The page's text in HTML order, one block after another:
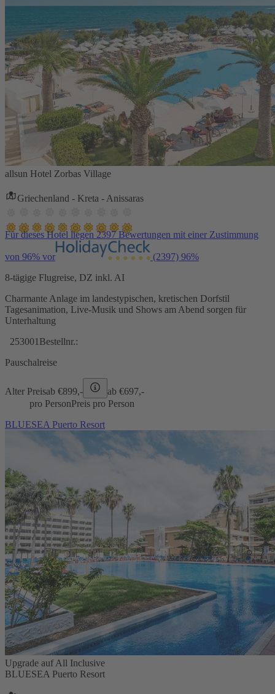
allsun Hotel Zorbas Village
Griechenland - Kreta - Anissaras
Für dieses Hotel liegen 2397 Bewertungen mit einer Zustimmung
von 96% vor (2397) 96%
8-tägige Flugreise, DZ inkl. AI
Charmante Anlage im landestypischen, kretischen Dorfstil
Tagesanimation, Live-Musik und Shows am Abend sorgen für
Unterhaltung
253001 Bestellnr.:
Pauschalreise
Alter Preisab €899,- ab €697,-
pro PersonPreis pro Person
BLUESEA Puerto Resort
Upgrade auf All Inclusive
BLUESEA Puerto Resort